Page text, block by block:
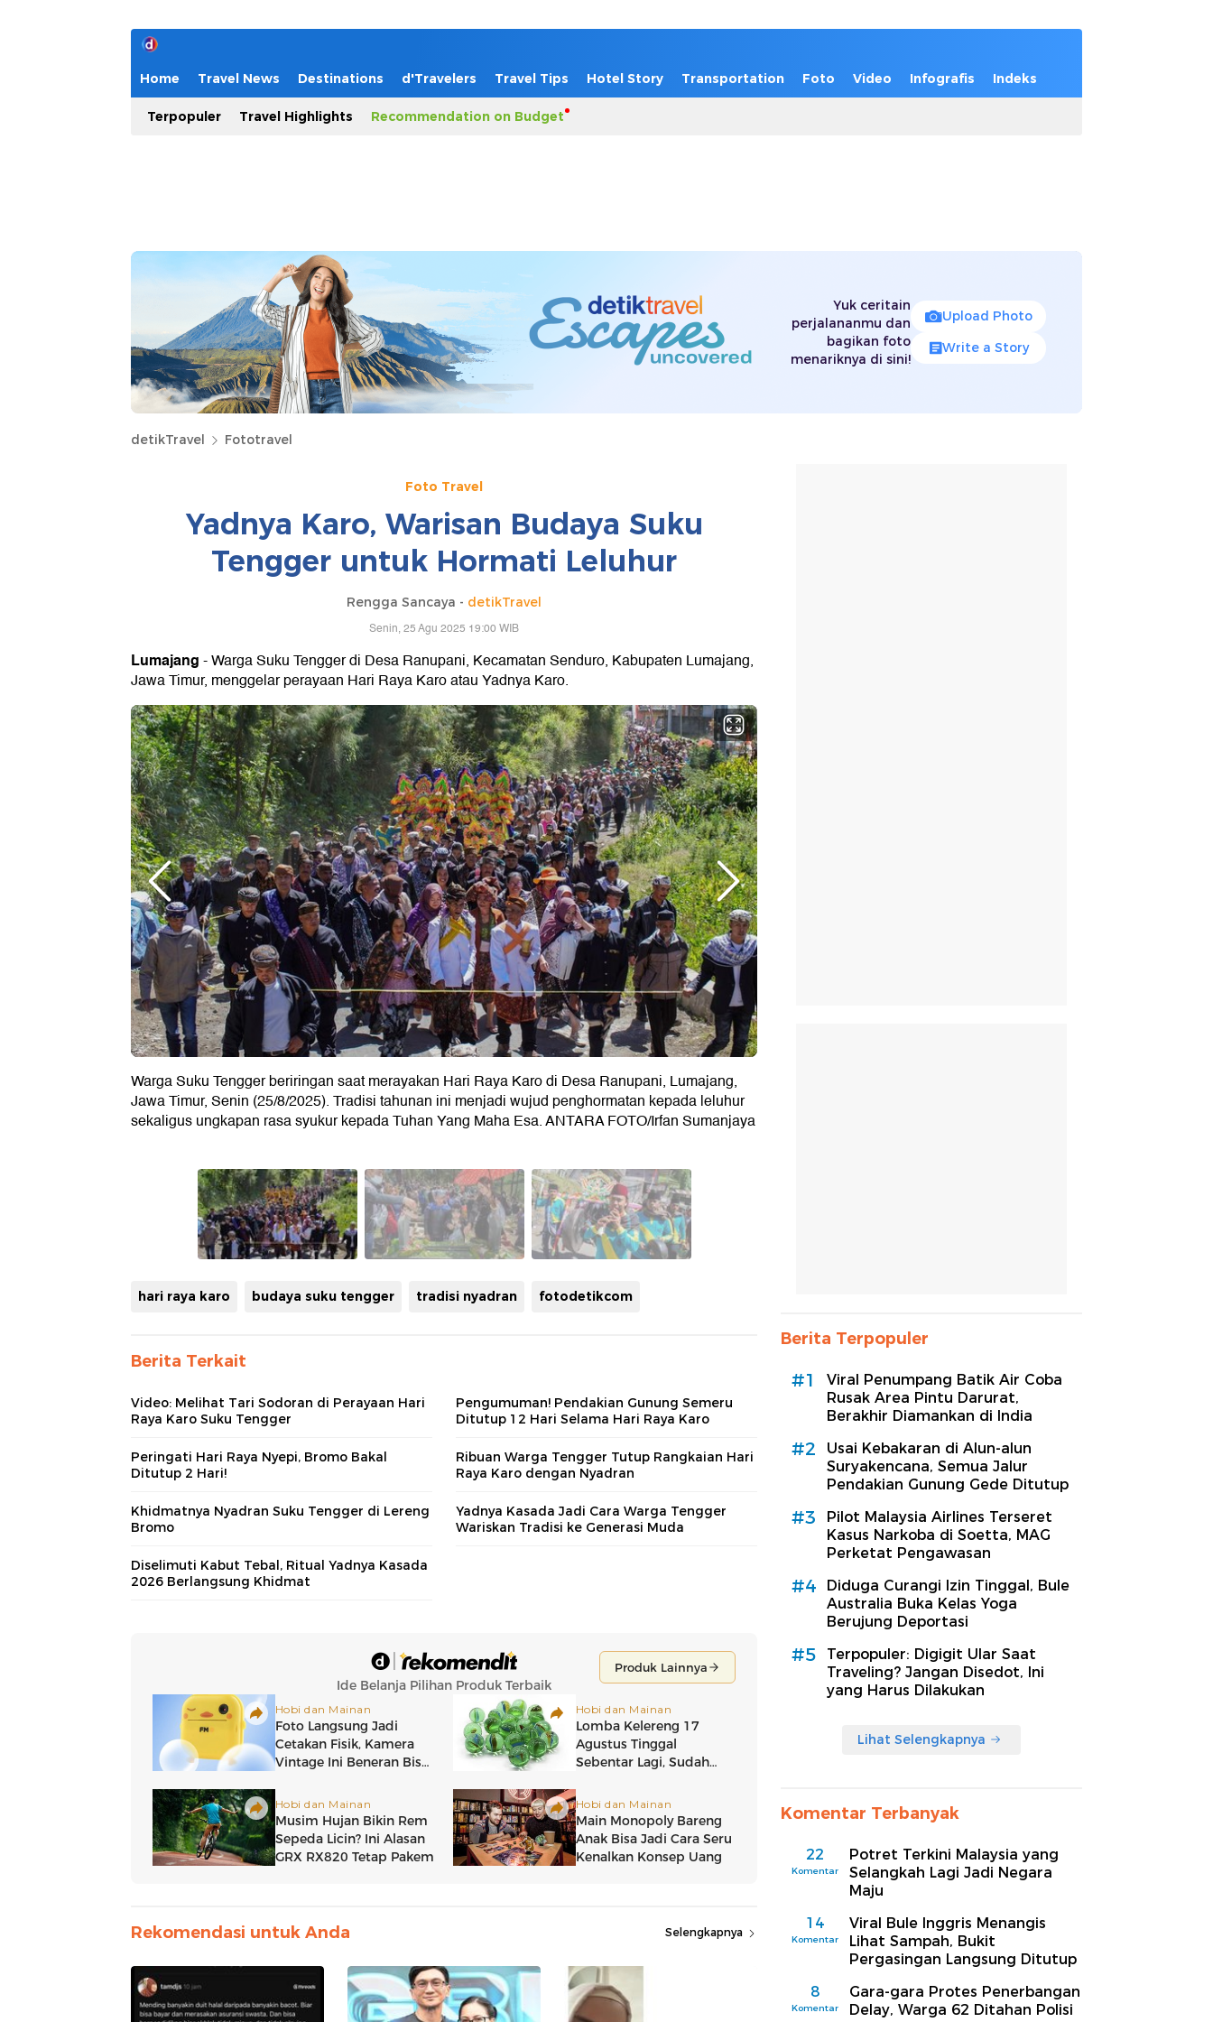
Home Travel News Destinations d'Travelers Travel Tips Hotel Story Transportation Foto Video Infografis Indeks
Terpopuler Travel Highlights Recommendation on Budget
Yuk ceritain
perjalananmu dan
bagikan foto
menariknya di sini!
Upload Photo
Write a Story
detikTravel Fototravel
Foto Travel
Yadnya Karo, Warisan Budaya Suku
Tengger untuk Hormati Leluhur
Rengga Sancaya - detikTravel
Senin, 25 Agu 2025 19:00 WIB
Lumajang- Warga Suku Tengger di Desa Ranupani, Kecamatan Senduro, Kabupaten Lumajang,
Jawa Timur, menggelar perayaan Hari Raya Karo atau Yadnya Karo.
Warga Suku Tengger beriringan saat merayakan Hari Raya Karo di Desa Ranupani, Lumajang,
Jawa Timur, Senin (25/8/2025). Tradisi tahunan ini menjadi wujud penghormatan kepada leluhur
sekaligus ungkapan rasa syukur kepada Tuhan Yang Maha Esa. ANTARA FOTO/Irfan Sumanjaya
hari raya karo budaya suku tengger tradisi nyadran fotodetikcom
Berita Terkait
Video: Melihat Tari Sodoran di Perayaan Hari
Raya Karo Suku Tengger
Pengumuman! Pendakian Gunung Semeru
Ditutup 12 Hari Selama Hari Raya Karo
Peringati Hari Raya Nyepi, Bromo Bakal
Ditutup 2 Hari!
Ribuan Warga Tengger Tutup Rangkaian Hari
Raya Karo dengan Nyadran
Khidmatnya Nyadran Suku Tengger di Lereng
Bromo
Yadnya Kasada Jadi Cara Warga Tengger
Wariskan Tradisi ke Generasi Muda
Diselimuti Kabut Tebal, Ritual Yadnya Kasada
2026 Berlangsung Khidmat
Rekomendasi untuk Anda Selengkapnya
Berita Terpopuler
#1
Viral Penumpang Batik Air Coba
Rusak Area Pintu Darurat,
Berakhir Diamankan di India
#2
Usai Kebakaran di Alun-alun
Suryakencana, Semua Jalur
Pendakian Gunung Gede Ditutup
#3
Pilot Malaysia Airlines Terseret
Kasus Narkoba di Soetta, MAG
Perketat Pengawasan
#4
Diduga Curangi Izin Tinggal, Bule
Australia Buka Kelas Yoga
Berujung Deportasi
#5
Terpopuler: Digigit Ular Saat
Traveling? Jangan Disedot, Ini
yang Harus Dilakukan
Lihat Selengkapnya
Komentar Terbanyak
22
Komentar
Potret Terkini Malaysia yang
Selangkah Lagi Jadi Negara
Maju
14
Komentar
Viral Bule Inggris Menangis
Lihat Sampah, Bukit
Pergasingan Langsung Ditutup
8
Komentar
Gara-gara Protes Penerbangan
Delay, Warga 62 Ditahan Polisi